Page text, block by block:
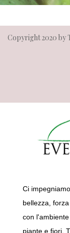
Copyright 2020 by
Ci
bellezza,
con
piante e fiori.